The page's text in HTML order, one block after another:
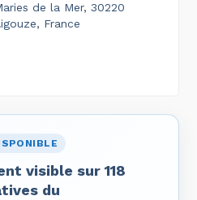
de la Mer, 30220
France
visible sur 118
du